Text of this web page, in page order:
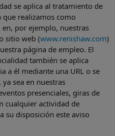
se aplica al tratamiento de
que realizamos como
por ejemplo, nuestras
sitio web (www.renishaw.com)
página de empleo. El
también se aplica
a él mediante una URL o se
sea en nuestras
presenciales, giras de
cualquier actividad de
su disposición este aviso